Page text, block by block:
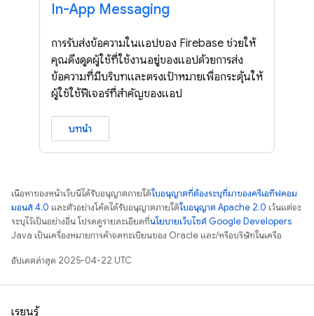
In-App Messaging
การรับส่งข้อความในแอปของ Firebase ช่วยให้
คุณดึงดูดผู้ใช้ที่ใช้งานอยู่ของแอปด้วยการส่ง
ข้อความที่มีบริบทและตรงเป้าหมายเพื่อกระตุ้นให้
ผู้ใช้ใช้ฟีเจอร์ที่สำคัญของแอป
บทนำ
เนื้อหาของหน้าเว็บนี้ได้รับอนุญาตภายใต้ใบอนุญาตที่ต้องระบุที่มาของครีเอทีฟคอม
มอนส์ 4.0 และตัวอย่างโค้ดได้รับอนุญาตภายใต้ใบอนุญาต Apache 2.0 เว้นแต่จะ
ระบุไว้เป็นอย่างอื่น โปรดดูรายละเอียดที่นโยบายเว็บไซต์ Google Developers
Java เป็นเครื่องหมายการค้าจดทะเบียนของ Oracle และ/หรือบริษัทในเครือ
อัปเดตล่าสุด 2025-04-22 UTC
เรียนรู้